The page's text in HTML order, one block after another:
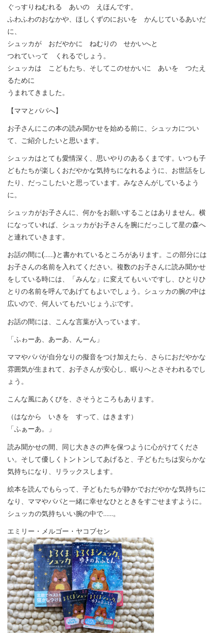
ぐっすりねむれる あいの えほんです。
ふわふわのおなかや、ほしくずのにおいを かんじているあいだ
に、
シュッカが おだやかに ねむりの せかいへと
つれていって くれるでしょう。
シュッカは こどもたち、そしてこのせかいに あいを つたえ
るために
うまれてきました。
【ママとパパへ】
お子さんにこの本の読み聞かせを始める前に、シュッカについ
て、ご紹介したいと思います。
シュッカはとても愛情深く、思いやりのあるくまです。いつも子
どもたちが楽しくおだやかな気持ちになれるように、お世話をし
たり、だっこしたいと思っています。みなさんがしているよう
に。
シュッカがお子さんに、何かをお願いすることはありません。横
になっていれば、シュッカがお子さんを腕にだっこして星の森へ
と連れていきます。
お話の間に(……)と書かれているところがあります。この部分には
お子さんの名前を入れてください。複数のお子さんに読み聞かせ
をしている時には、「みんな」に変えてもいいですし、ひとりひ
とりの名前を呼んであげてもよいでしょう。シュッカの腕の中は
広いので、何人いてもだいじょうぶです。
お話の間には、こんな言葉が入っています。
「ふゎーあ、あーあ、んーん」
ママやパパが自分なりの擬音をつけ加えたら、さらにおだやかな
雰囲気が生まれて、お子さんが安心し、眠りへとさそわれるでし
ょう。
こんな風にあくびを、さそうところもあります。
（はなから いきを すって、はきます）
「ふぁーあ。」
読み聞かせの間、同じ大きさの声を保つように心がけてくださ
い。そして優しくトントンしてあげると、子どもたちは安らかな
気持ちになり、リラックスします。
絵本を読んでもらって、子どもたちが静かでおだやかな気持ちに
なり、ママやパパと一緒に幸せなひとときをすごせますように。
シュッカの気持ちいい腕の中で……。
エミリー・メルゴー・ヤコブセン